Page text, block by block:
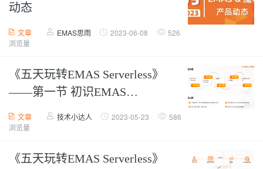
动态
文章 EMAS思雨 2023-06-08
526
浏览量
《五天玩转EMAS Serverless》
——第一节 初识EMAS
Serverless【上】
文章 技术小达人 2023-05-23
586
浏览量
《五天玩转EMAS Serverless》